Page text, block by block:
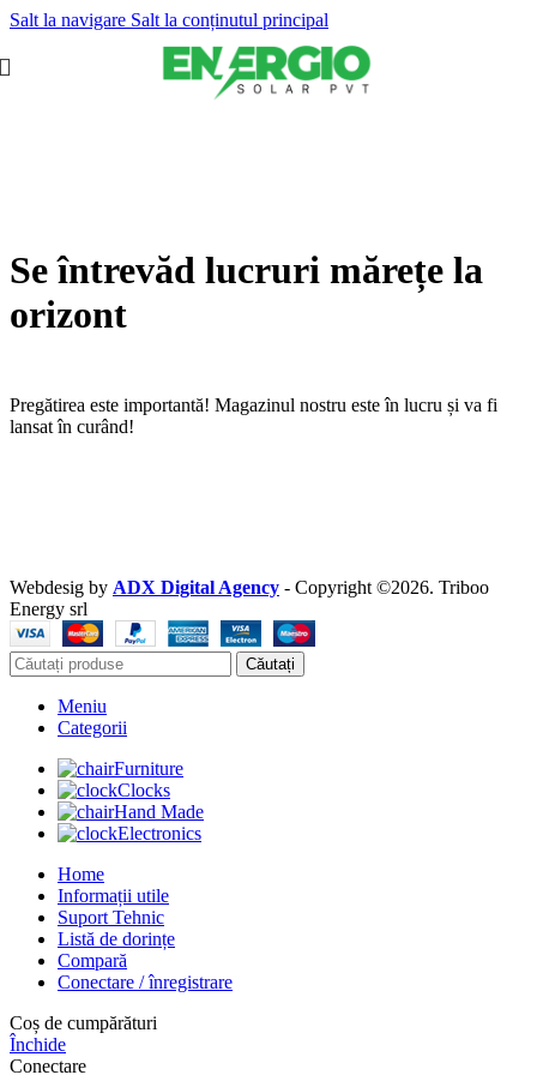
Salt la navigare Salt la conținutul principal
Se întrevăd lucruri mărețe la
orizont
Pregătirea este importantă! Magazinul nostru este în lucru și va fi
lansat în curând!
Webdesig by ADX Digital Agency - Copyright ©2026. Triboo
Energy srl
Căutați
Meniu
Categorii
Furniture
Clocks
Hand Made
Electronics
Home
Informații utile
Suport Tehnic
Listă de dorințe
Compară
Conectare / înregistrare
Coș de cumpărături
Închide
Conectare